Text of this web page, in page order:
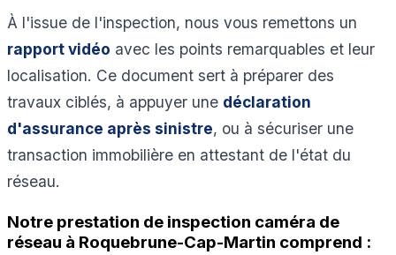
À l'issue de l'inspection, nous vous remettons un
rapport vidéo avec les points remarquables et leur
localisation. Ce document sert à préparer des
travaux ciblés, à appuyer une déclaration
d'assurance après sinistre, ou à sécuriser une
transaction immobilière en attestant de l'état du
réseau.
Notre prestation de inspection caméra de
réseau à Roquebrune-Cap-Martin comprend :